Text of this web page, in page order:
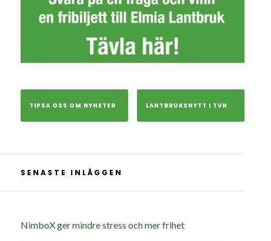
TIPSA OSS OM NYHETER LANTBRUKSNYTT I TVN
SENASTE INLÄGGEN
NimboX ger mindre stress och mer frihet